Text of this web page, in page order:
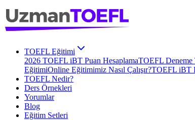
TOEFL Eğitimi
2026 TOEFL iBT Puan HesaplamaTOEFL Deneme
EğitimiOnline Eğitimimiz Nasıl Çalışır?TOEFL iBT
TOEFL Nedir?
Ders Örnekleri
Yorumlar
Blog
Eğitim Setleri